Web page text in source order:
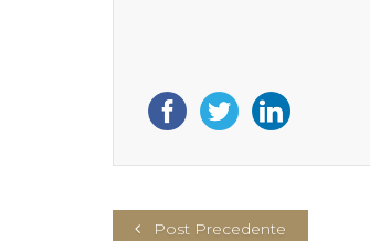
Post Precedente